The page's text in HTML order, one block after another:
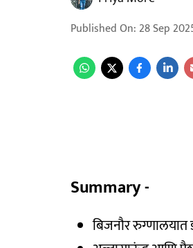
Published On: 28 Sep
Summary -
बिजनौर रुग्णालयात